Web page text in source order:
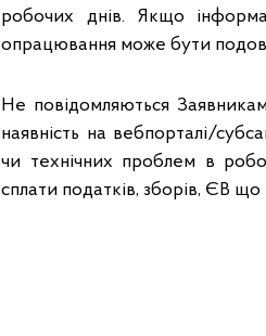
робочих днів. Якщо
опрацювання може бути
Не повідомляються
наявність на вебпорталі/
чи технічних проблем в
сплати податків, зборів, ЄВ